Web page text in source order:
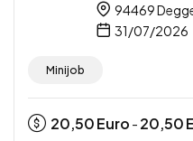
94469
31/07/2026
Minijob
20,50Euro - 20,50